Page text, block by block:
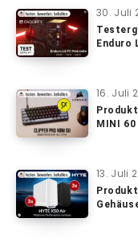
30. Juli
Enduro
16. Juli
MINI
13. Juli